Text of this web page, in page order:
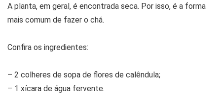
A planta, em geral, é encontrada seca. Por isso, é a forma
mais comum de fazer o chá.
Confira os ingredientes:
– 2 colheres de sopa de flores de calêndula;
– 1 xícara de água fervente.